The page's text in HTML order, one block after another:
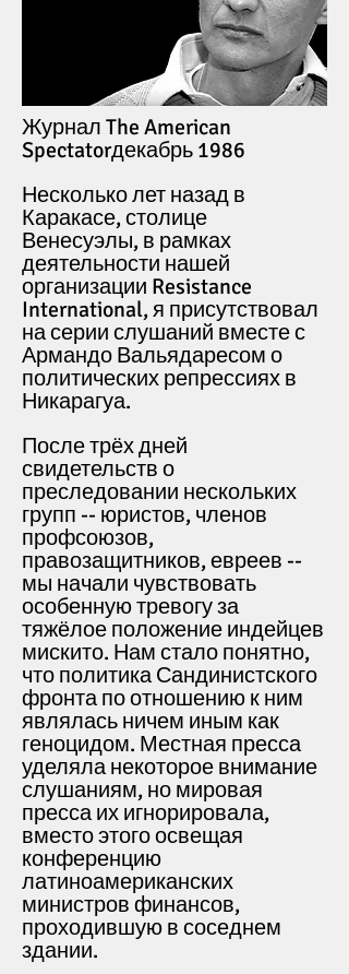
Журнал The American
Spectatorдекабрь 1986
Несколько лет назад в
Каракасе, столице
Венесуэлы, в рамках
деятельности нашей
организации Resistance
International, я присутствовал
на серии слушаний вместе с
Армандо Вальядаресом о
политических репрессиях в
Никарагуа.
После трёх дней
свидетельств о
преследовании нескольких
групп -- юристов, членов
профсоюзов,
правозащитников, евреев --
мы начали чувствовать
особенную тревогу за
тяжёлое положение индейцев
мискито. Нам стало понятно,
что политика Сандинистского
фронта по отношению к ним
являлась ничем иным как
геноцидом. Местная пресса
уделяла некоторое внимание
слушаниям, но мировая
пресса их игнорировала,
вместо этого освещая
конференцию
латиноамериканских
министров финансов,
проходившую в соседнем
здании.